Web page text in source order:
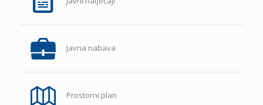
Javna nabava
Prostorni plan